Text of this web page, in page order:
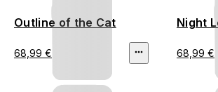
Outline of the Cat
68,99 €
Night
68,99 €